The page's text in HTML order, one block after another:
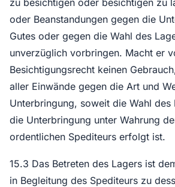
zu besichtigen oder besichtigen zu
oder Beanstandungen gegen die
Gutes oder gegen die Wahl des
unverzüglich vorbringen. Macht er
Besichtigungsrecht keinen
aller Einwände gegen die Art und
Unterbringung, soweit die Wahl des
die Unterbringung unter Wahrung
ordentlichen Spediteurs erfolgt ist.
15.3 Das Betreten des Lagers ist
in Begleitung des Spediteurs zu